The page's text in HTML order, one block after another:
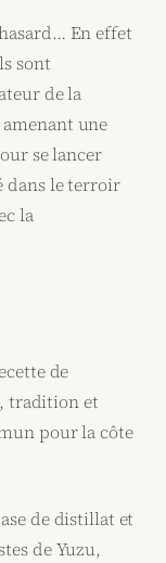
En effet
sont
de la
une
se lancer
dans le terroir
la
de
tradition et
pour la côte
de distillat et
de Yuzu,